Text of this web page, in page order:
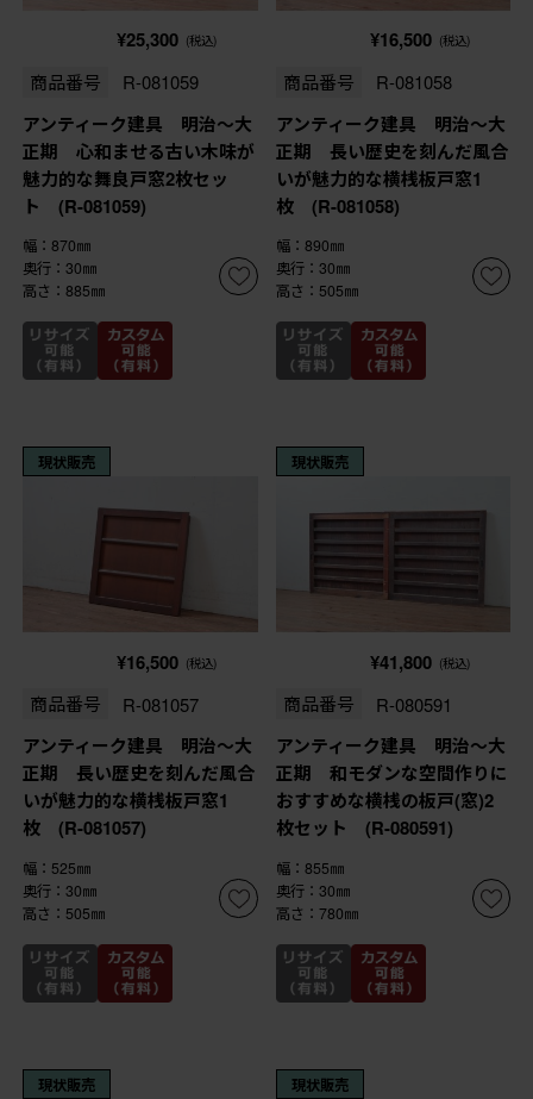
¥25,300 (税込)
商品番号 R-081059
アンティーク建具 明治～大
正期 心和ませる古い木味が
魅力的な舞良戸窓2枚セッ
ト (R-081059)
幅：870㎜
奥行：30㎜
高さ：885㎜
¥16,500 (税込)
商品番号 R-081058
アンティーク建具 明治～大
正期 長い歴史を刻んだ風合
いが魅力的な横桟板戸窓1
枚 (R-081058)
幅：890㎜
奥行：30㎜
高さ：505㎜
現状販売
¥16,500 (税込)
商品番号 R-081057
アンティーク建具 明治～大
正期 長い歴史を刻んだ風合
いが魅力的な横桟板戸窓1
枚 (R-081057)
幅：525㎜
奥行：30㎜
高さ：505㎜
現状販売
¥41,800 (税込)
商品番号 R-080591
アンティーク建具 明治～大
正期 和モダンな空間作りに
おすすめな横桟の板戸(窓)2
枚セット (R-080591)
幅：855㎜
奥行：30㎜
高さ：780㎜
現状販売 現状販売